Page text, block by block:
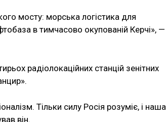
мосту: морська логістика для
в тимчасово окупованій Керчі», —
радіолокаційних станцій зенітних
Тільки силу Росія розуміє, і наша
він.